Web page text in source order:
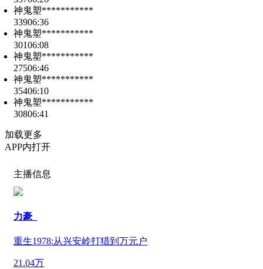
神鬼塑***********
33906:36
神鬼塑***********
30106:08
神鬼塑***********
27506:46
神鬼塑***********
35406:10
神鬼塑***********
30806:41
加载更多
APP内打开
主播信息
力豪_
重生1978:从兴安岭打猎到万元户
21.04万